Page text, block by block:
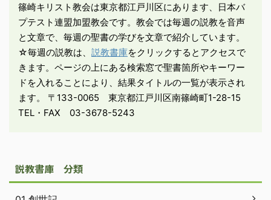
も、自分の腕の力によっ
て勝利を得たの ...
篠崎キリスト教会は東京都江戸川区にあります、日本バ
プテスト連盟加盟教会です。教会では毎週の説教を音声
と文章で、毎週の聖書の学びを文章で紹介しています。
☆毎週の説教は、 説教書庫をクリックするとアクセスで
きます。ページの上にある検索窓で聖書箇所やキーワー
ドを入れることにより、結果タイトルの一覧が表示され
ます。 〒133-0065 東京都江戸川区南篠崎町1-28-15
TEL・FAX 03-3678-5243
説教書庫 分類